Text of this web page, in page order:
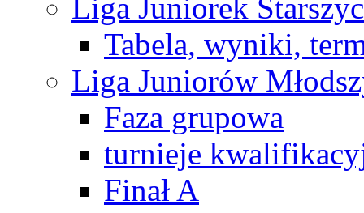
Liga Juniorek
Tabela, wyniki,
Liga Juniorów
Faza grupowa
turnieje
Finał A